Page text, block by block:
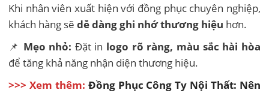
Khi nhân viên xuất hiện với đồng phục chuyên nghiệp,
khách hàng sẽdễ dàng ghi nhớ thương hiệu hơn.
📌 Mẹo nhỏ: Đặt in logo rõ ràng, màu sắc hài hòa
để tăng khả năng nhận diện thương hiệu.
>>> Xem thêm: Đồng Phục Công Ty Nội Thất: Nên